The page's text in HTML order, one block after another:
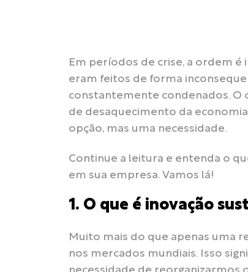
Em períodos de crise, a ordem
eram feitos de forma
constantemente condenados. O
de desaquecimento da
opção, mas uma necessidade.
Continue a leitura e entenda o
em sua empresa. Vamos lá!
1. O que é inovação
Muito mais do que apenas uma
nos mercados mundiais. Isso